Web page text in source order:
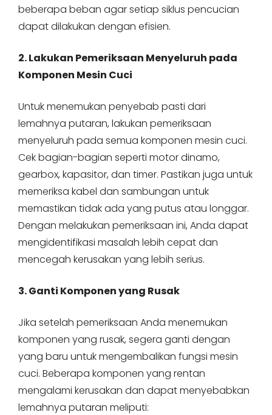
beberapa beban agar setiap siklus pencucian
dapat dilakukan dengan efisien.
2. Lakukan Pemeriksaan Menyeluruh pada
Komponen Mesin Cuci
Untuk menemukan penyebab pasti dari
lemahnya putaran, lakukan pemeriksaan
menyeluruh pada semua komponen mesin cuci.
Cek bagian-bagian seperti motor dinamo,
gearbox, kapasitor, dan timer. Pastikan juga untuk
memeriksa kabel dan sambungan untuk
memastikan tidak ada yang putus atau longgar.
Dengan melakukan pemeriksaan ini, Anda dapat
mengidentifikasi masalah lebih cepat dan
mencegah kerusakan yang lebih serius.
3. Ganti Komponen yang Rusak
Jika setelah pemeriksaan Anda menemukan
komponen yang rusak, segera ganti dengan
yang baru untuk mengembalikan fungsi mesin
cuci. Beberapa komponen yang rentan
mengalami kerusakan dan dapat menyebabkan
lemahnya putaran meliputi: